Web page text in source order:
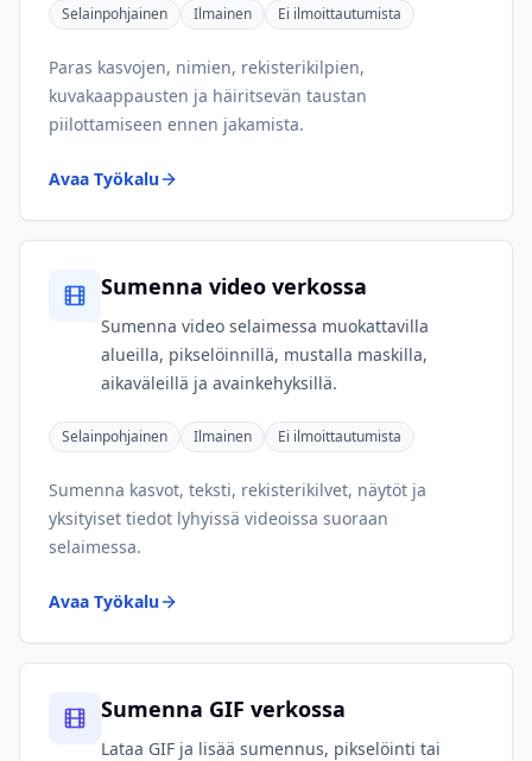
Selainpohjainen Ilmainen Ei ilmoittautumista
Paras kasvojen, nimien, rekisterikilpien,
kuvakaappausten ja häiritsevän taustan
piilottamiseen ennen jakamista.
Avaa Työkalu
Sumenna video verkossa
Sumenna video selaimessa muokattavilla
alueilla, pikselöinnillä, mustalla maskilla,
aikaväleillä ja avainkehyksillä.
Selainpohjainen Ilmainen Ei ilmoittautumista
Sumenna kasvot, teksti, rekisterikilvet, näytöt ja
yksityiset tiedot lyhyissä videoissa suoraan
selaimessa.
Avaa Työkalu
Sumenna GIF verkossa
Lataa GIF ja lisää sumennus, pikselöinti tai